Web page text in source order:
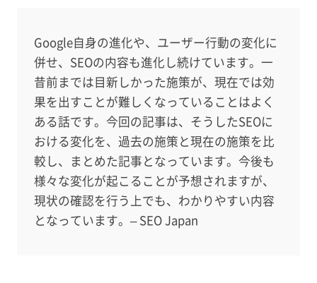
Google自身の進化や、ユーザー行動の変化に
併せ、SEOの内容も進化し続けています。一
昔前までは目新しかった施策が、現在では効
果を出すことが難しくなっていることはよく
ある話です。今回の記事は、そうしたSEOに
おける変化を、過去の施策と現在の施策を比
較し、まとめた記事となっています。今後も
様々な変化が起こることが予想されますが、
現状の確認を行う上でも、わかりやすい内容
となっています。– SEO Japan